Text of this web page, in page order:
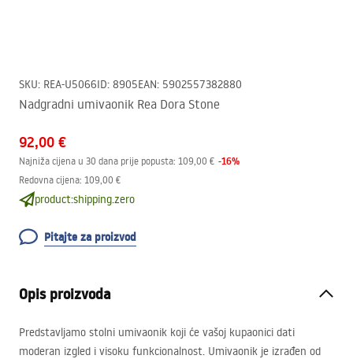
SKU: REA-U5066ID: 8905EAN: 5902557382880
Nadgradni umivaonik Rea Dora Stone
92,00 €
Najniža cijena u 30 dana prije popusta: 109,00 € -16%
Redovna cijena: 109,00 €
product:shipping.zero
Pitajte za proizvod
Opis proizvoda
Predstavljamo stolni umivaonik koji će vašoj kupaonici dati
moderan izgled i visoku funkcionalnost. Umivaonik je izrađen od